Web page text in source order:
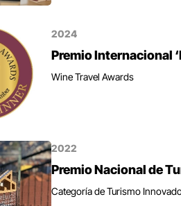
2024
Premio Internacional
Wine Travel Awards
2022
Premio Nacional de
Categoría de Turismo